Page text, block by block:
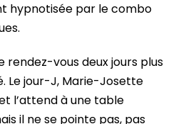
hypnotisée par le combo
rendez-vous deux jours plus
Le jour-J, Marie-Josette
l’attend à une table
il ne se pointe pas, pas